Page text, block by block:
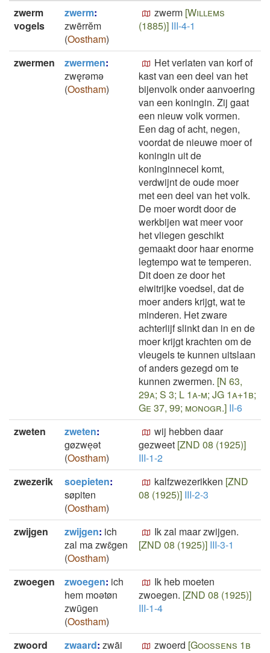
zwerm
vogels
zwerm:
zwērrĕm
(Oostham)
zwerm [Willems
(1885)] III-4-1
zwermen zwermen:
zwęrǝmǝ
(Oostham)
Het verlaten van korf of
kast van een deel van het
bijenvolk onder aanvoering
van een koningin. Zij gaat
een nieuw volk vormen.
Een dag of acht, negen,
voordat de nieuwe moer of
koningin uit de
koninginnecel komt,
verdwijnt de oude moer
met een deel van het volk.
De moer wordt door de
werkbijen wat meer voor
het vliegen geschikt
gemaakt door haar enorme
legtempo wat te temperen.
Dit doen ze door het
eiwitrijke voedsel, dat de
moer anders krijgt, wat te
minderen. Het zware
achterlijf slinkt dan in en de
moer krijgt krachten om de
vleugels te kunnen uitslaan
of anders gezegd om te
kunnen zwermen. [N 63,
29a; S 3; L 1a-m; JG 1a+1b;
Ge 37, 99; monogr.] II-6
zweten
zweten:
gøzweͅət
(Oostham)
wij hebben daar
gezweet [ZND 08 (1925)]
III-1-2
zwezerik
soepieten:
søpiten
(Oostham)
kalfzwezerikken [ZND
08 (1925)] III-2-3
zwijgen zwijgen: ich
zal ma zwɛ̄gen
(Oostham)
Ik zal maar zwijgen.
[ZND 08 (1925)] III-3-1
zwoegen zwoegen: ich
hem moətøn
zwūgen
(Oostham)
Ik heb moeten
zwoegen. [ZND 08 (1925)]
III-1-4
zwoord zwaard: zwāi
zwoerd [Goossens 1b